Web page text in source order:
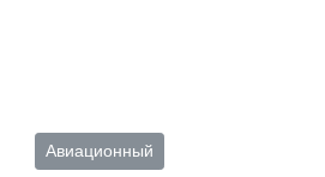
Авиационный